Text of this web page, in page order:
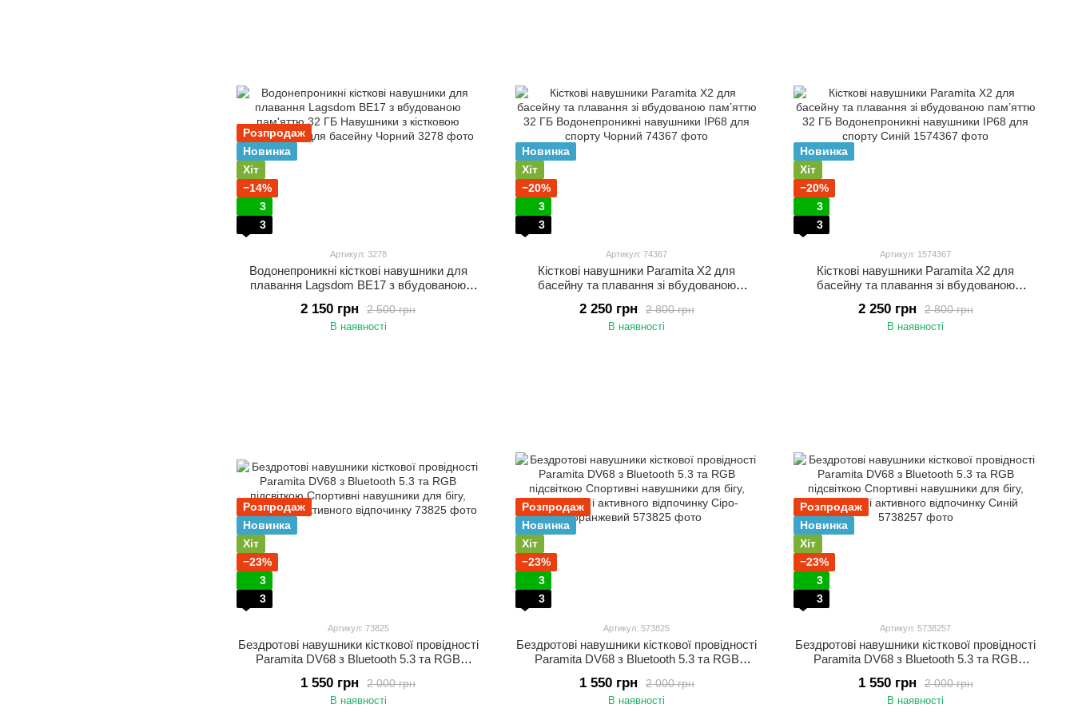
Розпродаж
Новинка
Хіт
−14%
3
3
Артикул: 3278
Водонепроникні кісткові навушники для
плавання Lagsdom BE17 з вбудованою
провідністю для басейну Чорний
2 500 грн
2 150 грн
В наявності
Новинка
Хіт
−20%
3
3
Артикул: 74367
Кісткові навушники Paramita X2 для
басейну та плавання зі вбудованою
IP68 для спорту Чорний
2 800 грн
2 250 грн
В наявності
Новинка
Хіт
−20%
3
3
Артикул: 1574367
Кісткові навушники Paramita X2 для
басейну та плавання зі вбудованою
IP68 для спорту Синій
2 800 грн
2 250 грн
В наявності
Розпродаж
Новинка
Хіт
−23%
3
3
Артикул: 73825
Бездротові навушники кісткової провідності
Paramita DV68 з Bluetooth 5.3 та RGB
тренувань і активного відпочинку
2 000 грн
1 550 грн
В наявності
Розпродаж
Новинка
Хіт
−23%
3
3
Артикул: 573825
Бездротові навушники кісткової провідності
Paramita DV68 з Bluetooth 5.3 та RGB
тренувань і активного відпочинку Сіро-
оранжевий
2 000 грн
1 550 грн
В наявності
Розпродаж
Новинка
Хіт
−23%
3
3
Артикул: 5738257
Бездротові навушники кісткової провідності
Paramita DV68 з Bluetooth 5.3 та RGB
тренувань і активного відпочинку Синій
2 000 грн
1 550 грн
В наявності